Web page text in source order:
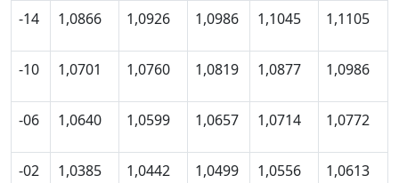
-14 1,0866 1,0926 1,0986 1,1045 1,1105
-10 1,0701 1,0760 1,0819 1,0877 1,0986
-06 1,0640 1,0599 1,0657 1,0714 1,0772
-02 1,0385 1,0442 1,0499 1,0556 1,0613